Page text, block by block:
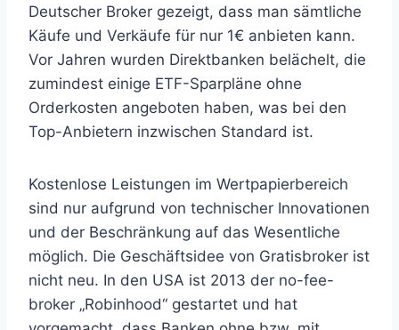
Deutscher Broker gezeigt, dass man sämtliche
Käufe und Verkäufe für nur 1€ anbieten kann.
Vor Jahren wurden Direktbanken belächelt, die
zumindest einige ETF-Sparpläne ohne
Orderkosten angeboten haben, was bei den
Top-Anbietern inzwischen Standard ist.
Kostenlose Leistungen im Wertpapierbereich
sind nur aufgrund von technischer Innovationen
und der Beschränkung auf das Wesentliche
möglich. Die Geschäftsidee von Gratisbroker ist
nicht neu. In den USA ist 2013 der no-fee-
broker „Robinhood“ gestartet und hat